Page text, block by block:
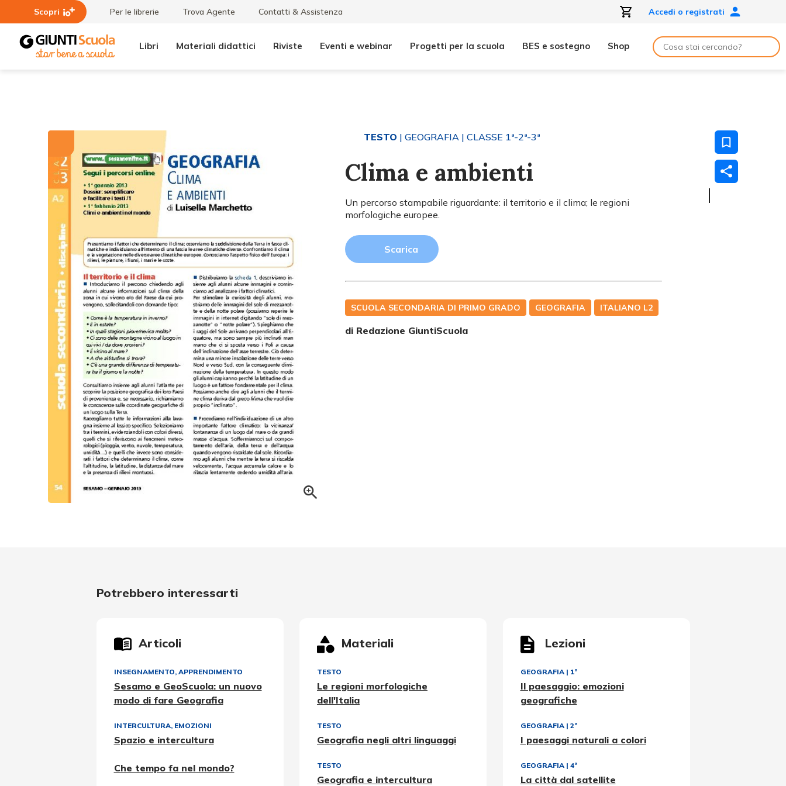
Scopri Per le librerie Trova Agente Contatti & Assistenza Accedi o registrati
Libri Materiali didattici Riviste Eventi e webinar Progetti per la scuola BES e sostegno Shop
TESTO | GEOGRAFIA | CLASSE 1ª-2ª-3ª
Clima e ambienti
Un percorso stampabile riguardante: il territorio e il clima; le regioni
morfologiche europee.
Scarica
SCUOLA SECONDARIA DI PRIMO GRADO GEOGRAFIA ITALIANO L2
di Redazione GiuntiScuola
Potrebbero interessarti
Articoli
INSEGNAMENTO, APPRENDIMENTO
Sesamo e GeoScuola: un nuovo
modo di fare Geografia
INTERCULTURA, EMOZIONI
Spazio e intercultura
Che tempo fa nel mondo?
Materiali
TESTO
Le regioni morfologiche
dell'Italia
TESTO
Geografia negli altri linguaggi
TESTO
Geografia e intercultura
Lezioni
GEOGRAFIA| 1ª
Il paesaggio: emozioni
geografiche
GEOGRAFIA| 2ª
I paesaggi naturali a colori
GEOGRAFIA| 4ª
La città dal satellite